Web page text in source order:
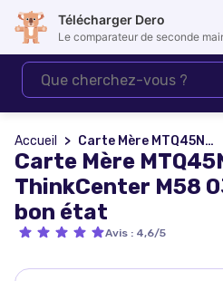
Accueil Carte Mère MTQ45NK PC Lenovo ThinkCenter M58 03T7032 - Très bon état
Carte Mère
ThinkCenter M58
bon état
Avis : 4,6/5
Télécharger Dero
Le comparateur de seconde